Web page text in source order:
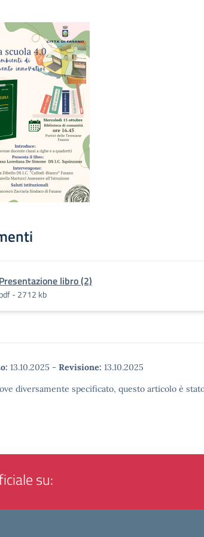
libro (2)
- 2712 kb
13.10.2025 - Revisione: 13.10.2025
diversamente specificato, questo articolo è
su: